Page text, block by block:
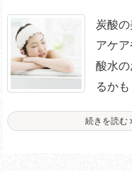
炭酸
アケ
酸水
るか
続きを読む